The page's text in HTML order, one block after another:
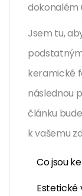
dokonalém
Jsem tu,
keramické
následnou
článku
k vašemu
Co jsou
Estetické